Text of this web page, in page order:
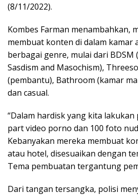
(8/11/2022).
Kombes Farman menambahkan,
membuat konten di dalam kamar
berbagai genre, mulai dari BDSM
Sasdism and Masochism),
(pembantu), Bathroom (kamar
dan casual.
“Dalam hardisk yang kita lakukan
part video porno dan 100 foto
Kebanyakan mereka membuat
atau hotel, disesuaikan dengan
Tema pembuatan tergantung
Dari tangan tersangka, polisi